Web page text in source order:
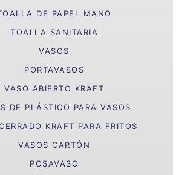
DE PAPEL MANO
TOALLA SANITARIA
VASOS
PORTAVASOS
VASO ABIERTO KRAFT
DE PLÁSTICO PARA VASOS
KRAFT PARA FRITOS
VASOS CARTÓN
POSAVASO